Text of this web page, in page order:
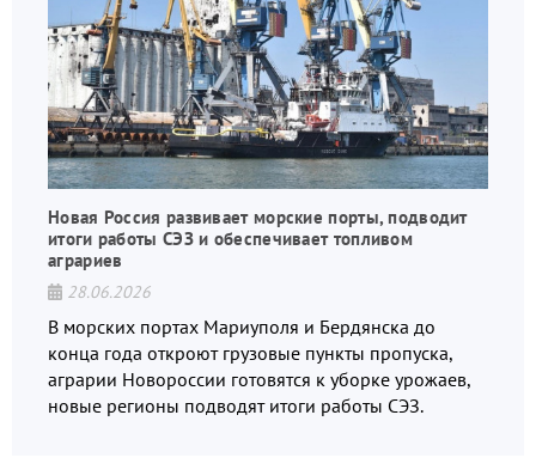
Новая Россия развивает морские порты, подводит
итоги работы СЭЗ и обеспечивает топливом
аграриев
28.06.2026
В морских портах Мариуполя и Бердянска до
конца года откроют грузовые пункты пропуска,
аграрии Новороссии готовятся к уборке урожаев,
новые регионы подводят итоги работы СЭЗ.